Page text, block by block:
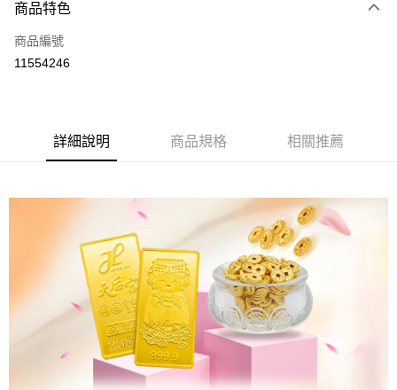
信用卡一次付款
超商取貨付款
街口支付
全家取貨付款
7-11取貨付款
商品特色
商品編號
11554246
詳細說明 商品規格 相關推薦